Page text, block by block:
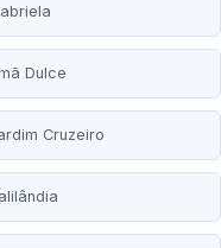
Dulce
Cruzeiro